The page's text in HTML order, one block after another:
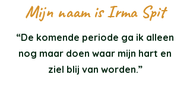
Mijn naam is Irma Spit
“De komende periode ga ik alleen
nog maar doen waar mijn hart en
ziel blij van worden.”